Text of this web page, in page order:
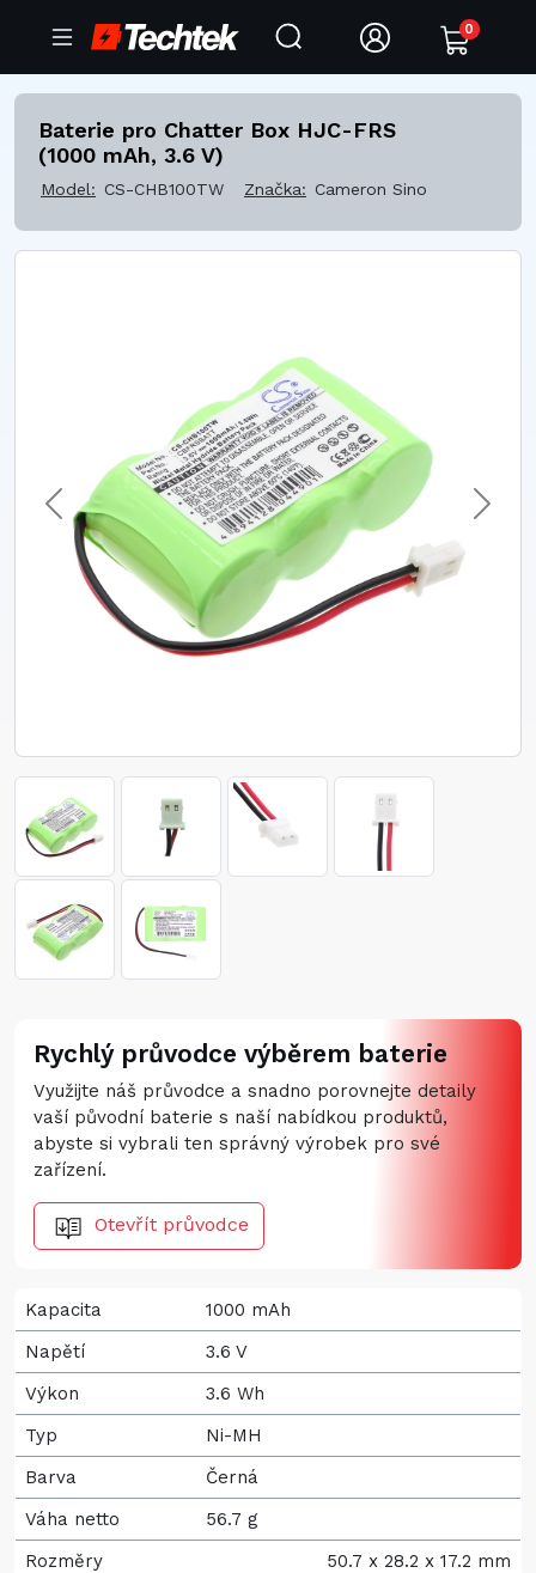
0
Baterie pro Chatter Box HJC-FRS
(1000 mAh, 3.6 V)
Model: CS-CHB100TW Značka: Cameron Sino
Rychlý průvodce výběrem baterie
Využijte náš průvodce a snadno porovnejte detaily
vaší původní baterie s naší nabídkou produktů,
abyste si vybrali ten správný výrobek pro své
zařízení.
Otevřít průvodce
Kapacita
1000 mAh
Napětí
3.6 V
Výkon
3.6 Wh
Typ
Ni-MH
Barva
Černá
Váha netto
56.7 g
Rozměry
50.7 x 28.2 x 17.2 mm